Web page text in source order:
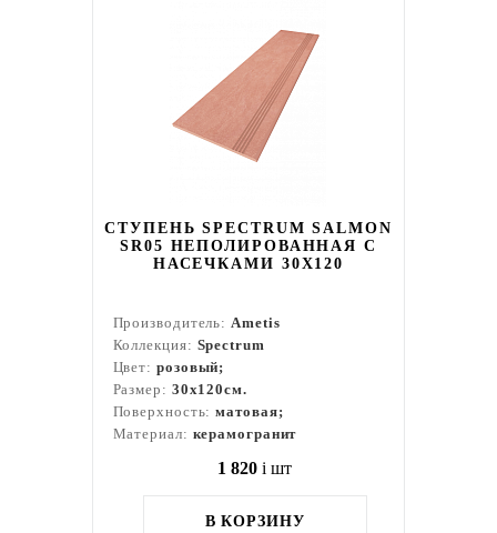
СТУПЕНЬ SPECTRUM SALMON
SR05 НЕПОЛИРОВАННАЯ С
НАСЕЧКАМИ 30X120
Производитель:Ametis
Коллекция: Spectrum
Цвет: розовый;
Размер: 30x120см.
Поверхность:матовая;
Материал: керамогранит
1 820 i шт
В КОРЗИНУ